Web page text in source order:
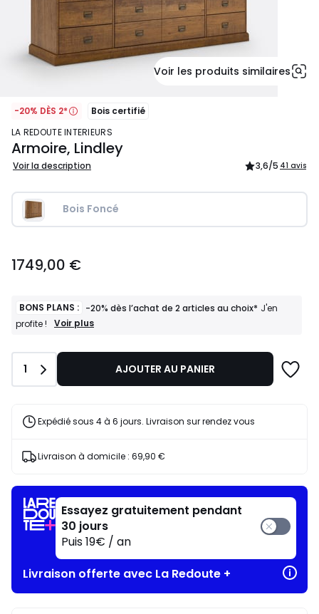
Voir les produits similaires
-20% DÈS 2*
Bois certifié
LA REDOUTE INTERIEURS
Armoire, Lindley
Voir la description 3,6/5 41 avis
Bois Foncé
€.
1749,00 €
BONS PLANS : -20% dès l’achat de 2 articles au choix* J'en
profite !
BONS
-20%
l’achat
articles
J'en
Voir plus
Quantité
1 AJOUTER AU PANIER
Expédié sous 4 à 6 jours. Livraison sur rendez vous
Livraison à domicile : 69,90 €
Essayez gratuitement pendant
30 jours
Puis 19€ / an
Livraison offerte avec La Redoute +